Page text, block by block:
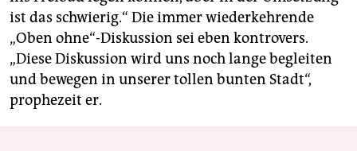
ist das schwierig.“ Die immer wiederkehrende
„Oben ohne“-Diskussion sei eben kontrovers.
„Diese Diskussion wird uns noch lange begleiten
und bewegen in unserer tollen bunten Stadt“,
prophezeit er.